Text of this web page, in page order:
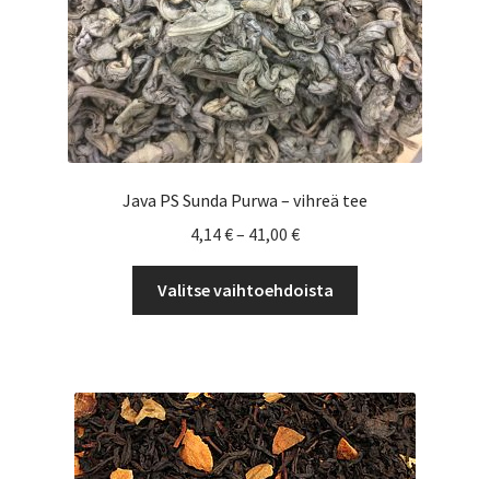
Java PS Sunda Purwa – vihreä tee
4,14€– 41,00 €Hintaluokka:
4,14 €
-
41,00 €
Valitse vaihtoehdoista
muunnelma.
Voit
tehdä
valinnat